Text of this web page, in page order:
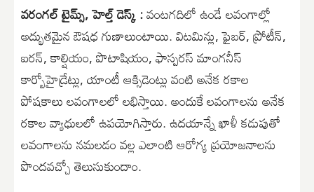
వరంగల్ టైమ్స్, హెల్త్ డెస్క్ :వంటగదిలో ఉండే లవంగాల్లో
అద్భుతమైన ఔషధ గుణాలుంటాయి. విటమిన్లు, ఫైబర్, ప్రోటీన్,
ఐరన్, కాల్షియం, పొటాషియం, ఫాస్పరస్ మాంగనీస్
కార్బోహైడ్రేట్లు, యాంటీ ఆక్సిడెంట్లు వంటి అనేక రకాల
పోషకాలు లవంగాలలో లభిస్తాయి. అందుకే లవంగాలను అనేక
రకాల వ్యాధులలో ఉపయోగిస్తారు. ఉదయాన్నే ఖాళీ కడుపుతో
లవంగాలను నమలడం వల్ల ఎలాంటి ఆరోగ్య ప్రయోజనాలను
పొందవచ్చో తెలుసుకుందాం.